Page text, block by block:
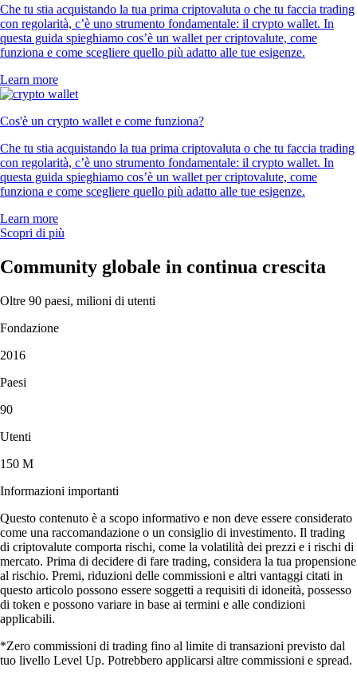
Che tu stia acquistando la tua prima criptovaluta o che tu faccia trading
con regolarità, c’è uno strumento fondamentale: il crypto wallet. In
questa guida spieghiamo cos’è un wallet per criptovalute, come
funziona e come scegliere quello più adatto alle tue esigenze.
Learn more
Cos'è un crypto wallet e come funziona?
Che tu stia acquistando la tua prima criptovaluta o che tu faccia trading
con regolarità, c’è uno strumento fondamentale: il crypto wallet. In
questa guida spieghiamo cos’è un wallet per criptovalute, come
funziona e come scegliere quello più adatto alle tue esigenze.
Learn more
Scopri di più
Community globale in continua crescita
Oltre 90 paesi, milioni di utenti
Fondazione
2016
Paesi
90
Utenti
150 M
Informazioni importanti
Questo contenuto è a scopo informativo e non deve essere considerato
come una raccomandazione o un consiglio di investimento. Il trading
di criptovalute comporta rischi, come la volatilità dei prezzi e i rischi di
mercato. Prima di decidere di fare trading, considera la tua propensione
al rischio. Premi, riduzioni delle commissioni e altri vantaggi citati in
questo articolo possono essere soggetti a requisiti di idoneità, possesso
di token e possono variare in base ai termini e alle condizioni
applicabili.
*Zero commissioni di trading fino al limite di transazioni previsto dal
tuo livello Level Up. Potrebbero applicarsi altre commissioni e spread.